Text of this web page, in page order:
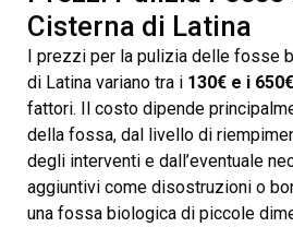
Cisterna di Latina
I prezzi per la pulizia delle fosse
di Latina variano tra i 130€ e i 650€
fattori. Il costo dipende
della fossa, dal livello di
degli interventi e dall’eventuale
aggiuntivi come disostruzioni o
una fossa biologica di piccole